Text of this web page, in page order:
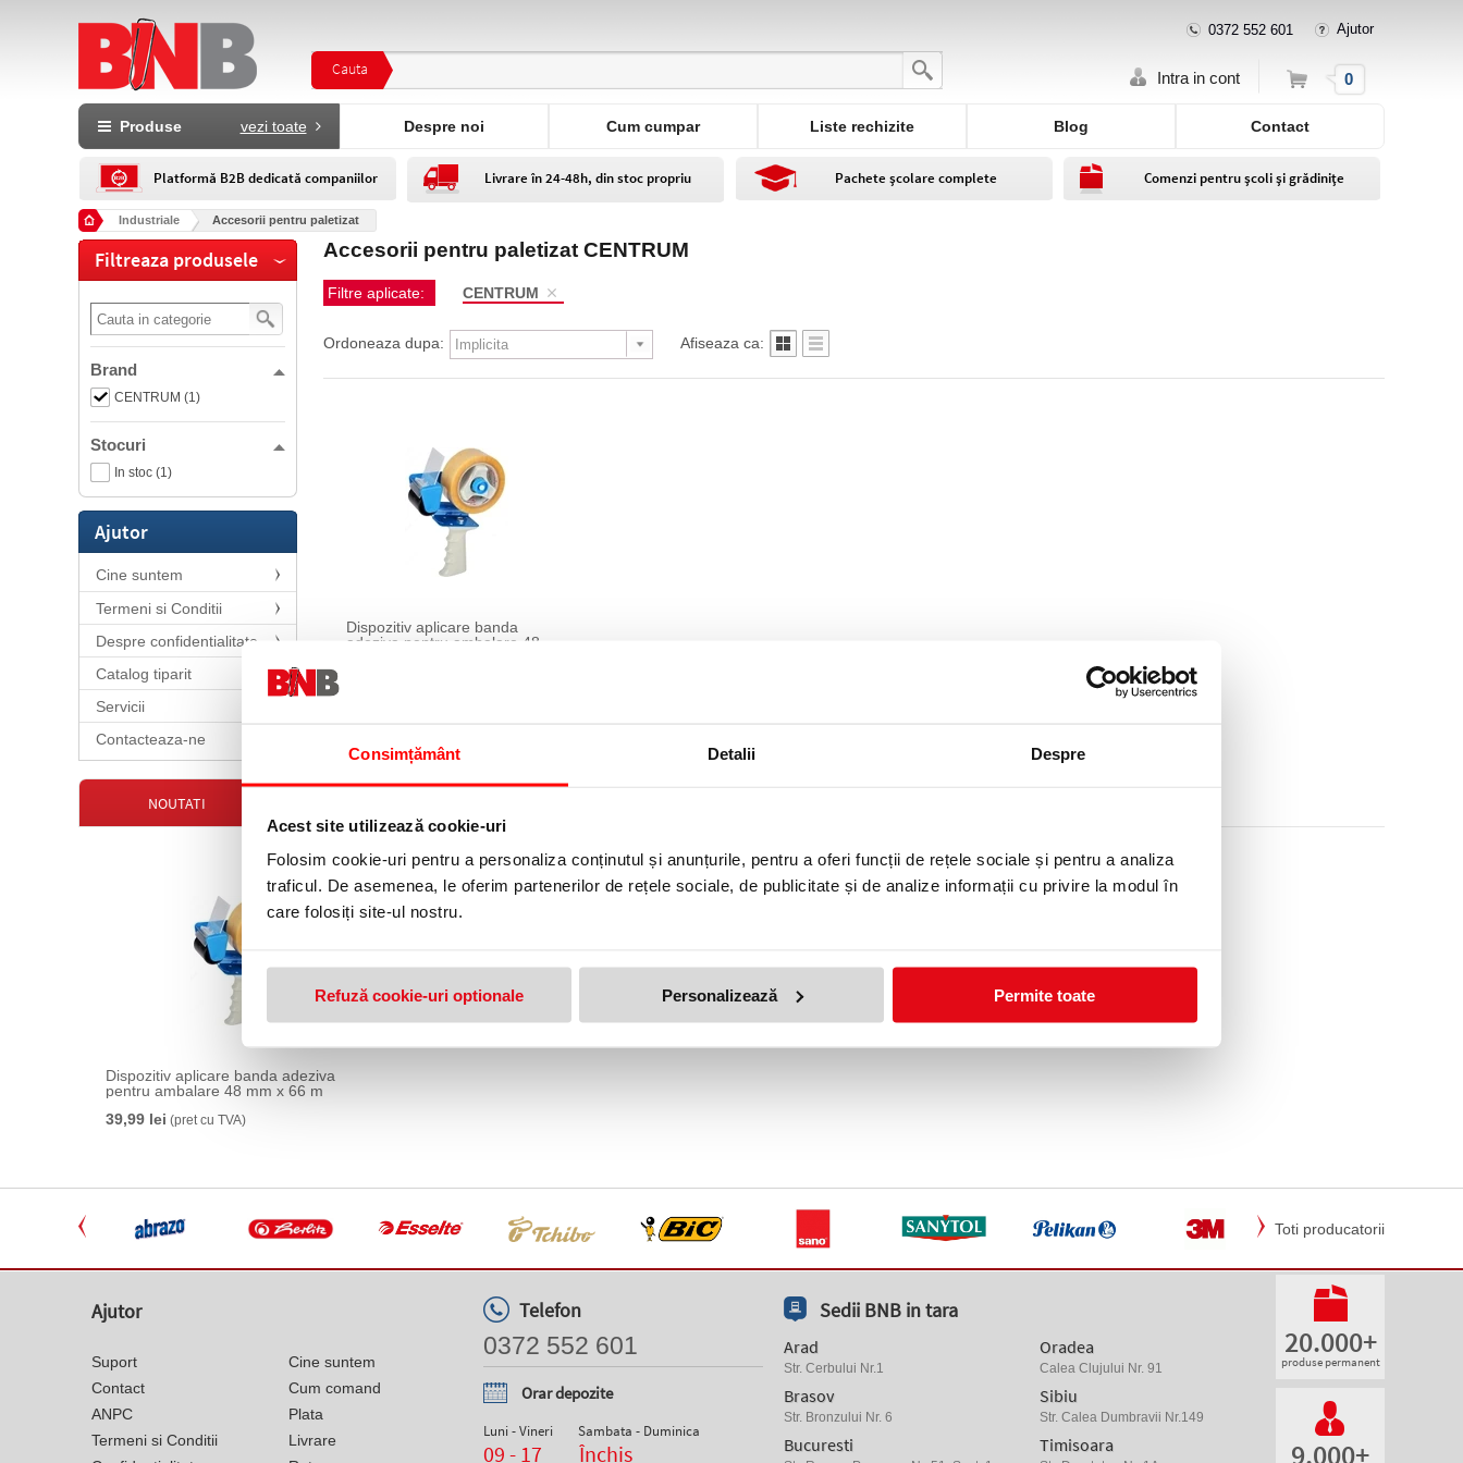
Consimțământ Detalii Despre
Acest site utilizează cookie-uri
Folosim cookie-uri pentru a personaliza conținutul și anunțurile, pentru a oferi funcții de rețele sociale și pentru a analiza
traficul. De asemenea, le oferim partenerilor de rețele sociale, de publicitate și de analize informații cu privire la modul în
care folosiți site-ul nostru.
Refuză cookie-uri optionale Personalizează Permite toate
Cauta
0372 552 601 Ajutor
Intra in cont Cos 0
Produse vezi toate Despre noi Cum cumpar Liste rechizite Blog Contact
Platformă B2B dedicată companiilor Livrare în 24-48h, din stoc propriu Pachete școlare complete Comenzi pentru școli și grădinițe
Industriale Accesorii pentru paletizat
Filtreaza produsele
Brand
CENTRUM (1)
Stocuri
In stoc (1)
Ajutor
Cine suntem
Termeni si Conditii
Despre confidentialitate
Catalog tiparit
Servicii
Contacteaza-ne
Accesorii pentru paletizat CENTRUM
Filtre aplicate: CENTRUM
Ordoneaza dupa: Afiseaza ca:
Dispozitiv aplicare banda
adeziva pentru ambalare 48
NOUTATI
Dispozitiv aplicare banda adeziva
pentru ambalare 48 mm x 66 m
39,99 lei (pret cu TVA)
Toti producatorii
Ajutor
Suport
Contact
ANPC
Termeni si Conditii
Cine suntem
Cum comand
Plata
Livrare
Telefon
0372 552 601
Orar depozite
Luni - Vineri
09 - 17
Sambata - Duminica
Închis
Sedii BNB in tara
Arad
Str. Cerbului Nr.1
Brasov
Str. Bronzului Nr. 6
Bucuresti
Oradea
Calea Clujului Nr. 91
Sibiu
Str. Calea Dumbravii Nr.149
Timisoara
20.000+
produse permanent
9.000+